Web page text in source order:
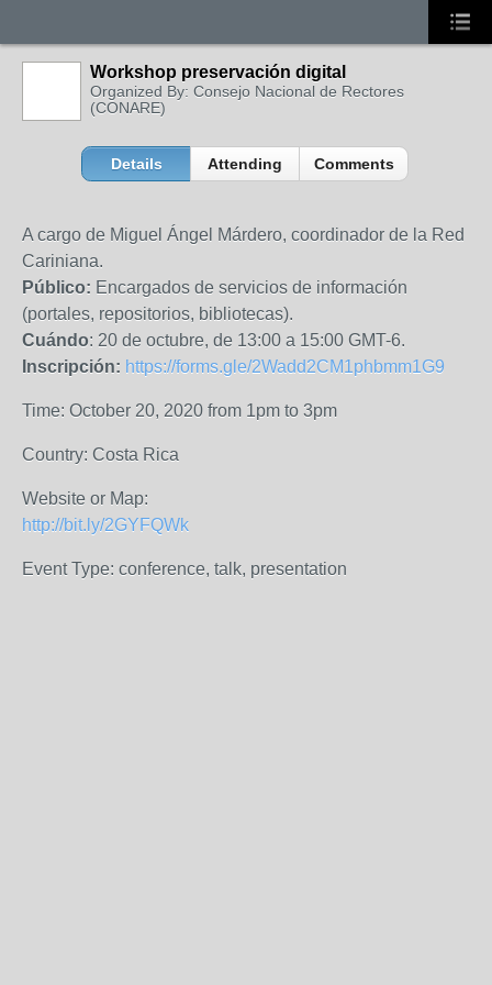
Workshop preservación digital
Organized By: Consejo Nacional de Rectores
(CONARE)
Details Attending Comments
A cargo de Miguel Ángel Márdero, coordinador de la Red
Cariniana.
Público: Encargados de servicios de información
(portales, repositorios, bibliotecas).
Cuándo: 20 de octubre, de 13:00 a 15:00 GMT-6.
Inscripción: https://forms.gle/2Wadd2CM1phbmm1G9
Time: October 20, 2020 from 1pm to 3pm
Country: Costa Rica
Website or Map:
http://bit.ly/2GYFQWk
Event Type: conference, talk, presentation